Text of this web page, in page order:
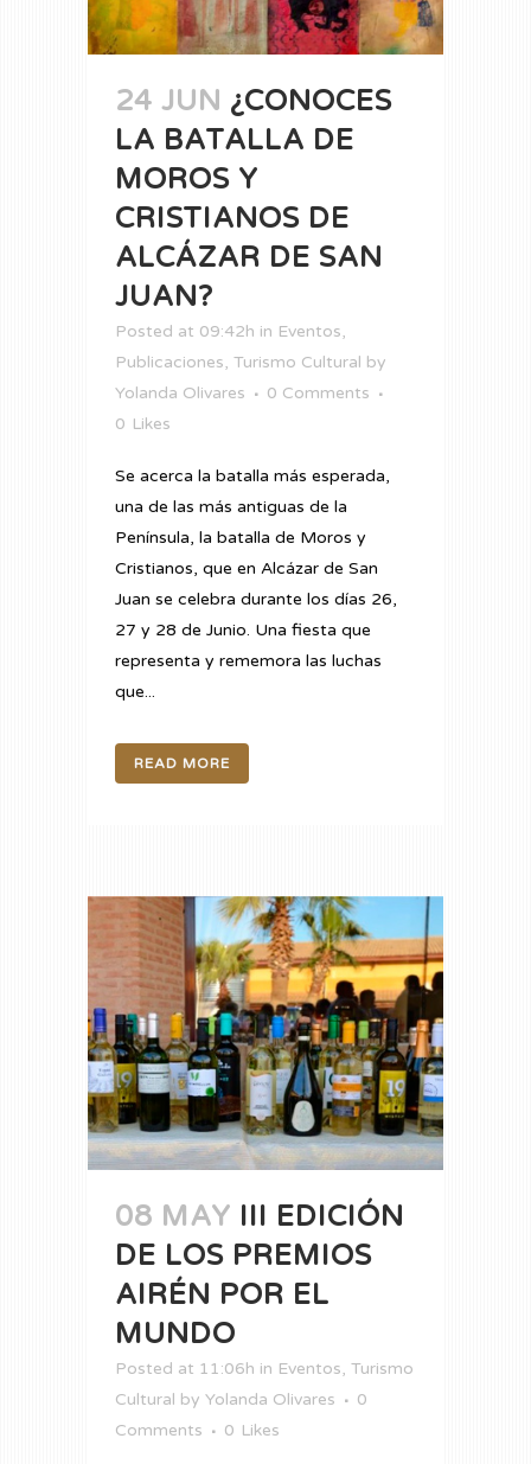
24 JUN ¿CONOCES
LA BATALLA DE
MOROS Y
CRISTIANOS DE
ALCÁZAR DE SAN
JUAN?
Posted at 09:42h in Eventos,
Publicaciones, Turismo Cultural by
Yolanda Olivares
0 Comments
0 Likes
Se acerca la batalla más esperada,
una de las más antiguas de la
Península, la batalla de Moros y
Cristianos, que en Alcázar de San
Juan se celebra durante los días 26,
27 y 28 de Junio. Una fiesta que
representa y rememora las luchas
que...
READ MORE
08 MAY III EDICIÓN
DE LOS PREMIOS
AIRÉN POR EL
MUNDO
Posted at 11:06h in Eventos, Turismo
Cultural by Yolanda Olivares
0
Comments
0 Likes